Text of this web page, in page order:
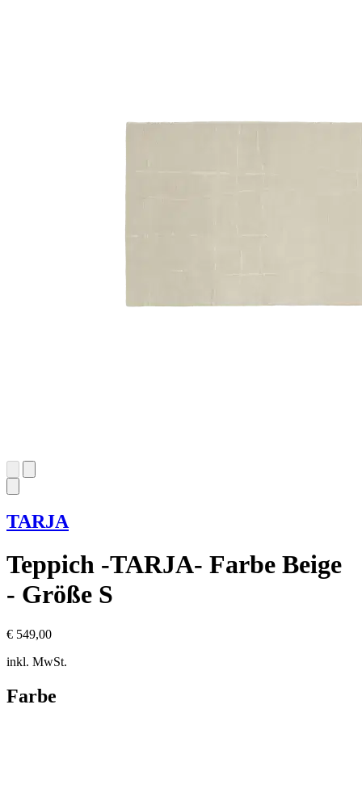
TARJA
Teppich -TARJA- Farbe Beige
- Größe S
€ 549,00
inkl. MwSt.
Farbe